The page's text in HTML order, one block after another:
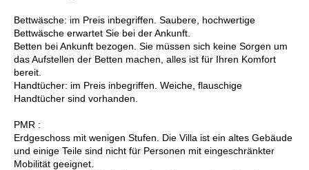
Bettwäsche: im Preis inbegriffen. Saubere, hochwertige
Bettwäsche erwartet Sie bei der Ankunft.
Betten bei Ankunft bezogen. Sie müssen sich keine Sorgen um
das Aufstellen der Betten machen, alles ist für Ihren Komfort
bereit.
Handtücher: im Preis inbegriffen. Weiche, flauschige
Handtücher sind vorhanden.
PMR :
Erdgeschoss mit wenigen Stufen. Die Villa ist ein altes Gebäude
und einige Teile sind nicht für Personen mit eingeschränkter
Mobilität geeignet.